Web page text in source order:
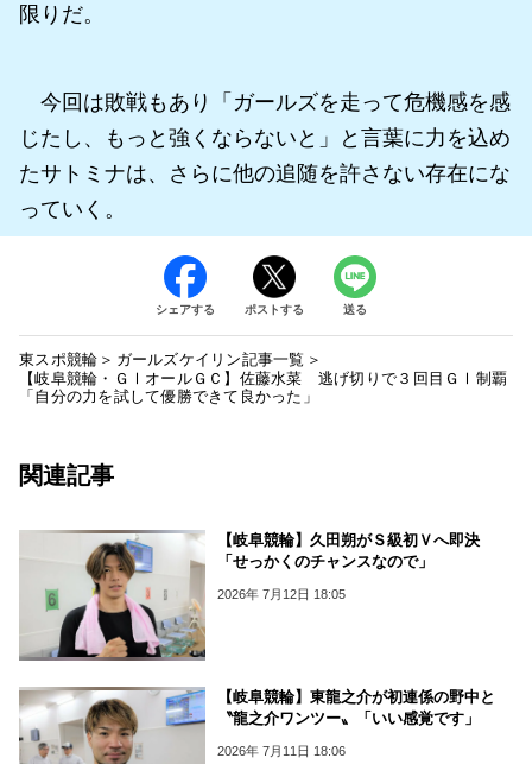
限りだ。
今回は敗戦もあり「ガールズを走って危機感を感
じたし、もっと強くならないと」と言葉に力を込め
たサトミナは、さらに他の追随を許さない存在にな
っていく。
シェアする ポストする 送る
東スポ競輪
ガールズケイリン記事一覧
【岐阜競輪・ＧⅠオールＧＣ】佐藤水菜 逃げ切りで３回目ＧⅠ制覇
「自分の力を試して優勝できて良かった」
関連記事
【岐阜競輪】久田朔がＳ級初Ｖへ即決
「せっかくのチャンスなので」
2026年 7月12日 18:05
【岐阜競輪】東龍之介が初連係の野中と
〝龍之介ワンツー〟「いい感覚です」
2026年 7月11日 18:06